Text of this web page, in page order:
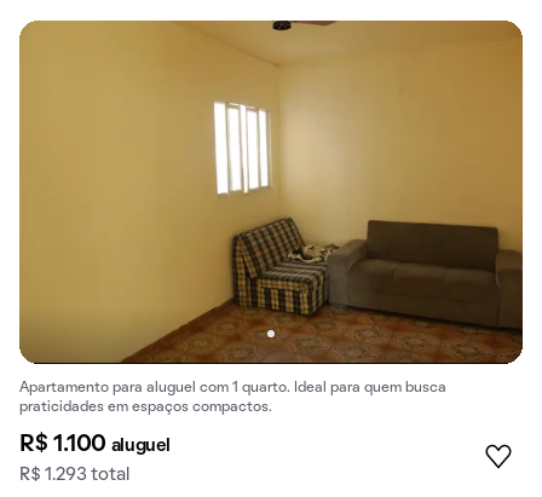
Apartamento para aluguel com 1 quarto. Ideal para quem busca
praticidades em espaços compactos.
R$ 1.100 aluguel
R$ 1.293 total